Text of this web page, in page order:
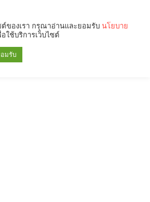
ต์ของเรา กรุณาอ่านและยอมรับ นโยบาย
อใช้บริการเว็บไซต์
มรับ